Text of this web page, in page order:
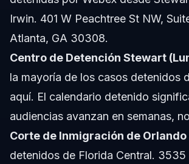
Irwin. 401 W Peachtree St NW,
Atlanta, GA 30308.
Centro de Detención Stewart
la mayoría de los casos detenidos
aquí. El calendario detenido
audiencias avanzan en semanas,
Corte de Inmigración de Orlando
detenidos de Florida Central.